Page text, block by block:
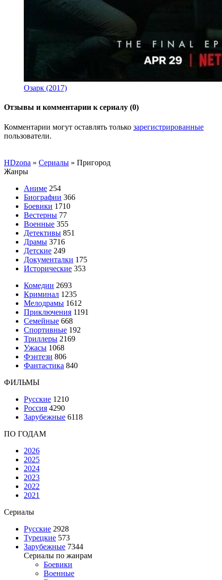
Озарк (2017)
Отзывы и комментарии к сериалу (0)
Комментарии могут оставлять только зарегистрированные
пользователи.
HDzona » Сериалы » Пригород
Жанры
Аниме 254
Биографии 366
Боевики 1710
Вестерны 77
Военные 355
Детективы 851
Драмы 3716
Детские 249
Документалки 175
Исторические 353
Комедии 2693
Криминал 1235
Мелодрамы 1612
Приключения 1191
Семейные 668
Спортивные 192
Триллеры 2169
Ужасы 1068
Фэнтези 806
Фантастика 840
ФИЛЬМЫ
Русские 1210
Россия 4290
Зарубежные 6118
ПО ГОДАМ
2026
2025
2024
2023
2022
2021
Сериалы
Русские 2928
Турецкие 573
Зарубежные 7344
Сериалы по жанрам
Боевики
Военные